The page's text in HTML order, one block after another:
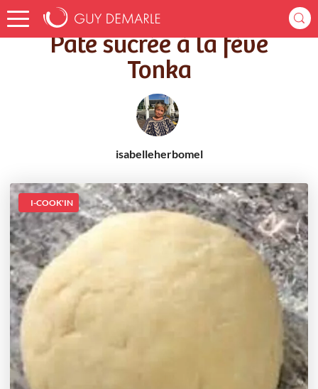
Accueil Recettes Pâte sucrée à la fève Tonka
Pâte sucrée à la fève
Tonka
isabelleherbomel
I-COOK'IN